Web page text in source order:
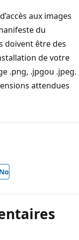
aux images
du
doivent être des
de votre
.png, .jpgou .jpeg.
attendues
No